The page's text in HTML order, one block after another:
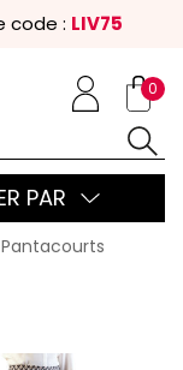
code : LIV75
0
PAR